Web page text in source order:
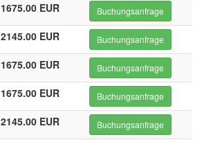
1675.00 EUR Buchungsanfrage
2145.00 EUR Buchungsanfrage
1675.00 EUR Buchungsanfrage
1675.00 EUR Buchungsanfrage
2145.00 EUR Buchungsanfrage